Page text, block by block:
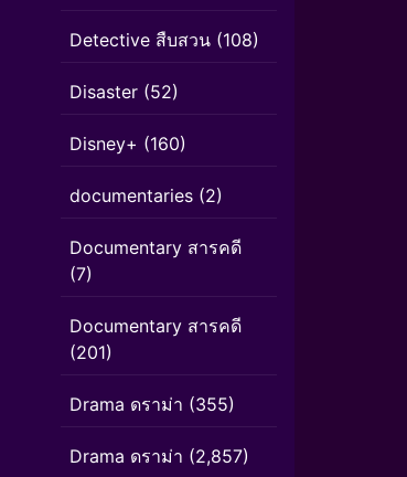
Detective สืบสวน (108)
Disaster (52)
Disney+ (160)
documentaries (2)
Documentary สารคดี
(7)
Documentary สารคดี
(201)
Drama ดราม่า (355)
Drama ดราม่า (2,857)